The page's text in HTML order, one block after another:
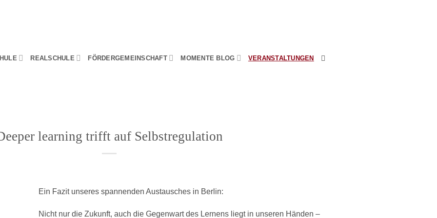
REALSCHULE FÖRDERGEMEINSCHAFT MOMENTE BLOG VERANSTALTUNGEN
learning trifft auf Selbstregulation
Ein Fazit unseres spannenden Austausches in Berlin:
Nicht nur die Zukunft, auch die Gegenwart des Lernens liegt in unseren Händen –